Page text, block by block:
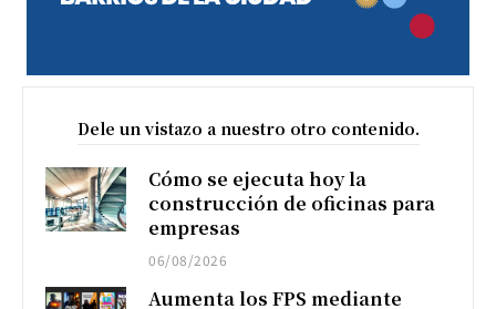
Dele un vistazo a nuestro otro contenido.
Cómo se ejecuta hoy la
construcción de oficinas para
empresas
06/08/2026
Aumenta los FPS mediante